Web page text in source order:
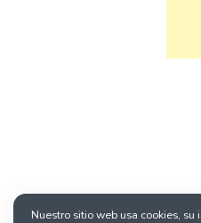
Nuestro sitio web usa cookies, su